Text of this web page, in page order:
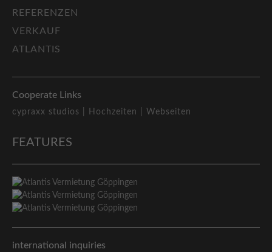
REFERENZEN
VERKAUF
ATLANTIS
Cooperate Links
cypraxx studios | Hochzeiten | Webseiten
FEATURES
international inquiries